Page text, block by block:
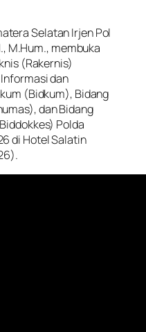
Selatan Irjen Pol
M.Hum., membuka
(Rakernis)
dan
(Bidkum), Bidang
dan Bidang
Polda
di Hotel Salatin